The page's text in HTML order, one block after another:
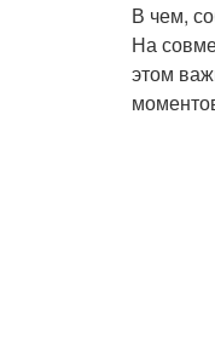
В чем,
На
этом